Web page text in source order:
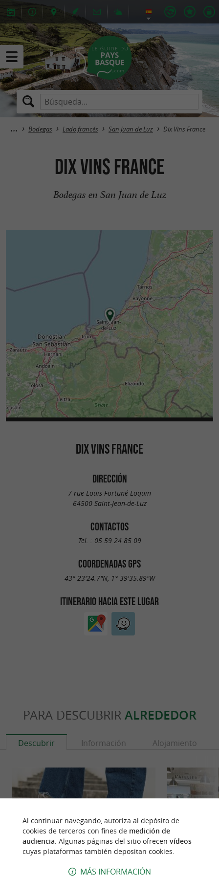
Bodegas Lado francés San Juan de Luz Dix Vins France
Dix Vins France
Bodegas en San Juan de Luz
DIX VINS FRANCE
DIRECCIÓN
7 rue Louis-Fortuné Loquin
64500 Saint-Jean-de-Luz
CONTACTOS
Tel. : 05 59 24 85 09
COORDENADAS GPS
43° 23'24.7"N, 1° 39'35.89"W
ITINERARIO HACIA ESTE LUGAR
PARA DESCUBRIR ALREDEDOR
Descubrir Información Alojamiento
Al continuar navegando, autoriza al depósito de
cookies de terceros con fines de medición de
audiencia . Algunas páginas del sitio ofrecen vídeos
cuyas plataformas también depositan cookies.
MÁS INFORMACIÓN